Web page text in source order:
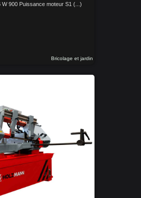
W 900 Puissance moteur S1 (...)
Bricolage et jardin